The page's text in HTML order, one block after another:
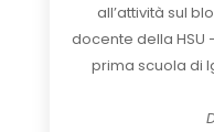
all’attività sul
docente della HSU
prima scuola di